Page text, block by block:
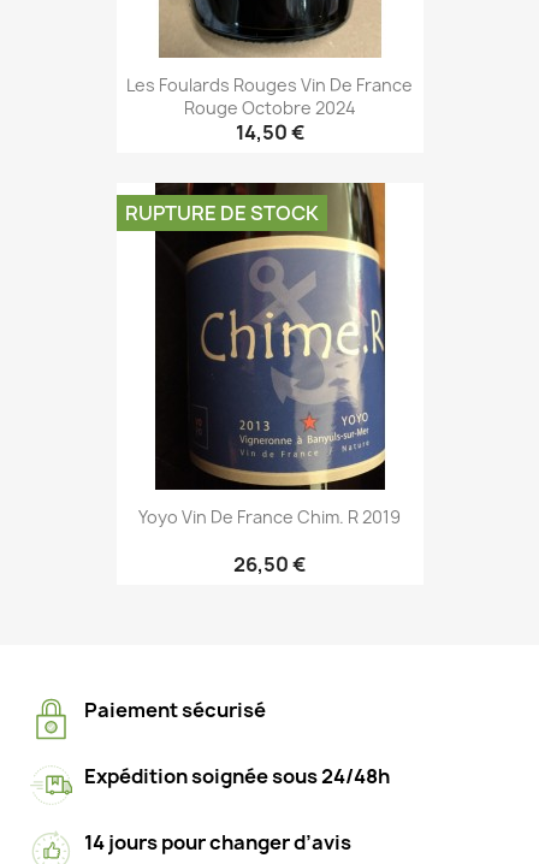
Les Foulards Rouges Vin De France
Rouge Octobre 2024
14,50 €
Yoyo Vin De France Chim. R 2019
26,50 €
RUPTURE DE STOCK
Paiement sécurisé
Expédition soignée sous 24/48h
14 jours pour changer d’avis